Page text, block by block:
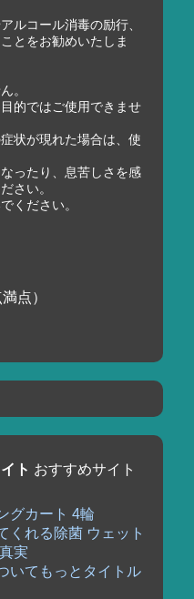
ルコール消毒の励行、
とをお勧めいたしま
。
的ではご使用できませ
状が現れた場合は、使
ったり、息苦しさを感
さい。
ください。
点）
ト おすすめサイト
グカート 4輪
くれる除菌 ウェット
実
いてもっとタイトル